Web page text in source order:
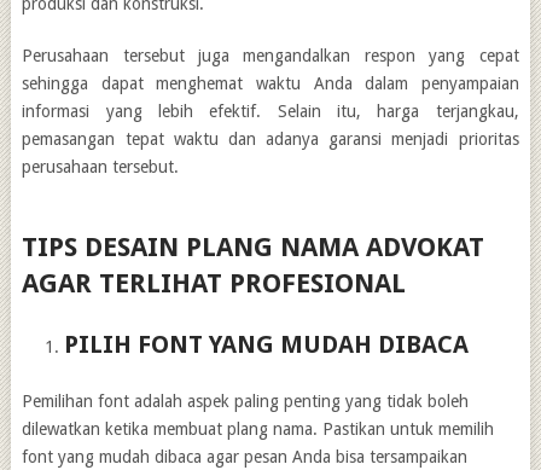
Perusahaan tersebut juga mengandalkan respon yang cepat
sehingga dapat menghemat waktu Anda dalam penyampaian
informasi yang lebih efektif. Selain itu, harga terjangkau,
pemasangan tepat waktu dan adanya garansi menjadi prioritas
perusahaan tersebut.
TIPS DESAIN PLANG NAMA ADVOKAT
AGAR TERLIHAT PROFESIONAL
PILIH FONT YANG MUDAH DIBACA
Pemilihan font adalah aspek paling penting yang tidak boleh
dilewatkan ketika membuat plang nama. Pastikan untuk memilih
font yang mudah dibaca agar pesan Anda bisa tersampaikan